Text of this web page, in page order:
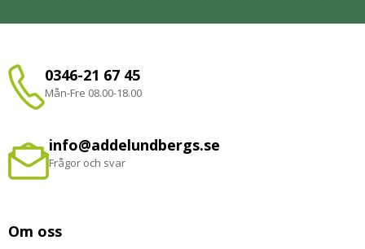
0346-21 67 45
Mån-Fre 08.00-18.00
info@addelundbergs.se
Frågor och svar
Om oss